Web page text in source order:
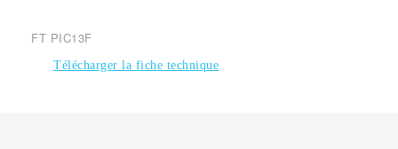
FT PIC13F
Télécharger la fiche technique